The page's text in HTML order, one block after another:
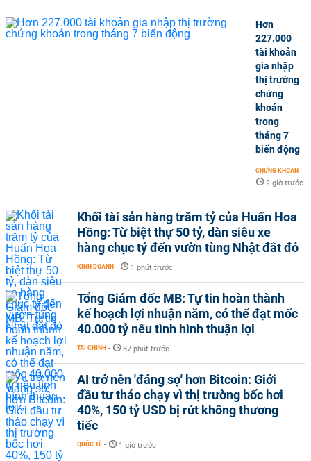
Hơn
227.000
tài khoản
gia nhập
thị trường
chứng
khoán
trong
tháng 7
biến động
CHỨNG KHOÁN -
2 giờ trước
Khối tài sản hàng trăm tỷ của Huấn Hoa
Hồng: Từ biệt thự 50 tỷ, dàn siêu xe
hàng chục tỷ đến vườn tùng Nhật đắt đỏ
KINH DOANH - 1 phút trước
Tổng Giám đốc MB: Tự tin hoàn thành
kế hoạch lợi nhuận năm, có thể đạt mốc
40.000 tỷ nếu tình hình thuận lợi
TÀI CHÍNH - 37 phút trước
AI trở nên 'đáng sợ' hơn Bitcoin: Giới
đầu tư tháo chạy vì thị trường bốc hơi
40%, 150 tỷ USD bị rút không thương
tiếc
QUỐC TẾ - 1 giờ trước